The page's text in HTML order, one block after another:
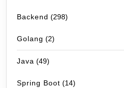
Backend (298)
Golang (2)
Java (49)
Spring Boot (14)